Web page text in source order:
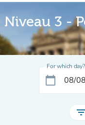
Niveau 3 -
For which day?
calendar_today
filter_list